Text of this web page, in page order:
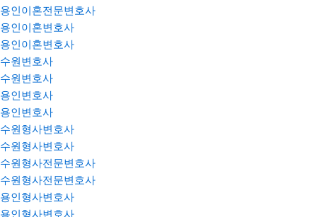
용인이혼전문변호사
용인이혼변호사
용인이혼변호사
수원변호사
수원변호사
용인변호사
용인변호사
수원형사변호사
수원형사변호사
수원형사전문변호사
수원형사전문변호사
용인형사변호사
용인형사변호사